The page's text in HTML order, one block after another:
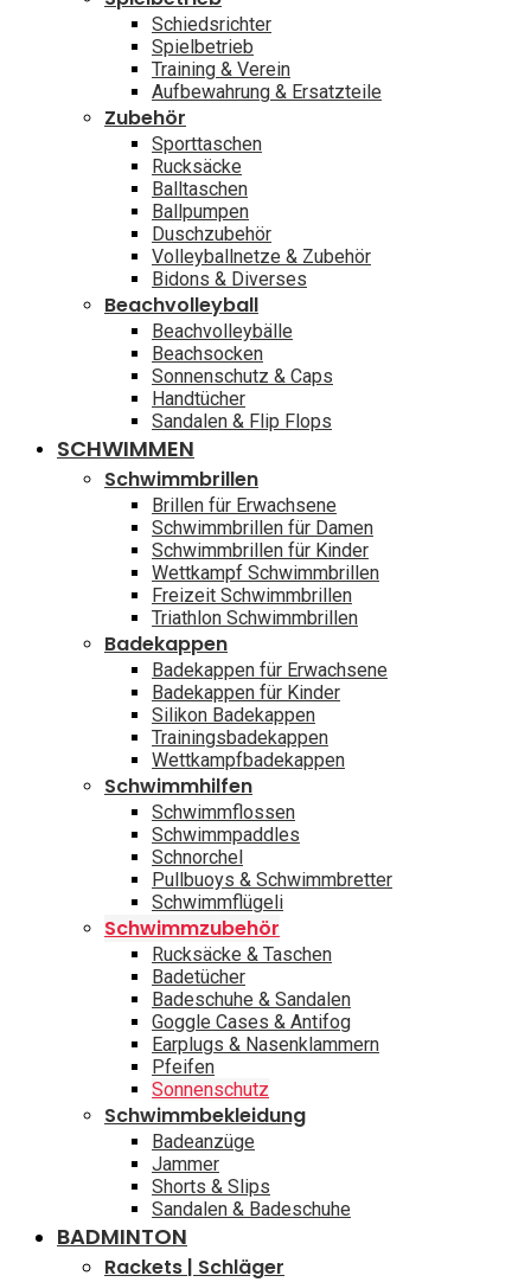
Schiedsrichter
Spielbetrieb
Training & Verein
Aufbewahrung & Ersatzteile
Zubehör
Sporttaschen
Rucksäcke
Balltaschen
Ballpumpen
Duschzubehör
Volleyballnetze & Zubehör
Bidons & Diverses
Beachvolleyball
Beachvolleybälle
Beachsocken
Sonnenschutz & Caps
Handtücher
Sandalen & Flip Flops
SCHWIMMEN
Schwimmbrillen
Brillen für Erwachsene
Schwimmbrillen für Damen
Schwimmbrillen für Kinder
Wettkampf Schwimmbrillen
Freizeit Schwimmbrillen
Triathlon Schwimmbrillen
Badekappen
Badekappen für Erwachsene
Badekappen für Kinder
Silikon Badekappen
Trainingsbadekappen
Wettkampfbadekappen
Schwimmhilfen
Schwimmflossen
Schwimmpaddles
Schnorchel
Pullbuoys & Schwimmbretter
Schwimmflügeli
Schwimmzubehör
Rucksäcke & Taschen
Badetücher
Badeschuhe & Sandalen
Goggle Cases & Antifog
Earplugs & Nasenklammern
Pfeifen
Sonnenschutz
Schwimmbekleidung
Badeanzüge
Jammer
Shorts & Slips
Sandalen & Badeschuhe
BADMINTON
Rackets | Schläger